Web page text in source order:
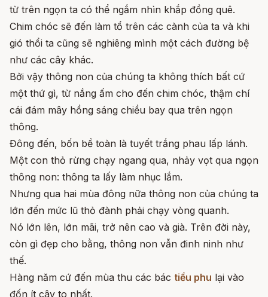
từ trên ngọn ta có thể ngắm nhìn khắp đồng quê.
Chim chóc sẽ đến làm tổ trên các cành của ta và khi
gió thổi ta cũng sẽ nghiêng mình một cách đường bệ
như các cây khác.
Bởi vậy thông non của chúng ta không thích bất cứ
một thứ gì, từ nắng ấm cho đến chim chóc, thậm chí
cái đám mây hồng sáng chiều bay qua trên ngọn
thông.
Đông đến, bốn bề toàn là tuyết trắng phau lấp lánh.
Một con thỏ rừng chạy ngang qua, nhảy vọt qua ngọn
thông non: thông ta lấy làm nhục lắm.
Nhưng qua hai mùa đông nữa thông non của chúng ta
lớn đến mức lũ thỏ đành phải chạy vòng quanh.
Nó lớn lên, lớn mãi, trở nên cao và già. Trên đời này,
còn gì đẹp cho bằng, thông non vẫn đinh ninh như
thế.
Hàng năm cứ đến mùa thu các bác tiều phu lại vào
đốn ít cây to nhất.